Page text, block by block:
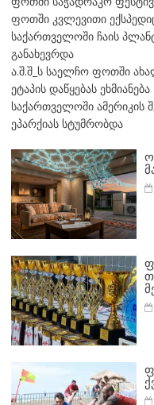
ფოთში კვლევითი
საქართველოში ჩაის
განახევრდა
ა.შ.შ_ს საელჩო ფოთში
ეტაპის დაწყებას ეხმიანება
საქართველოში ამერიკის
ეპარქიას სტუმრობდა